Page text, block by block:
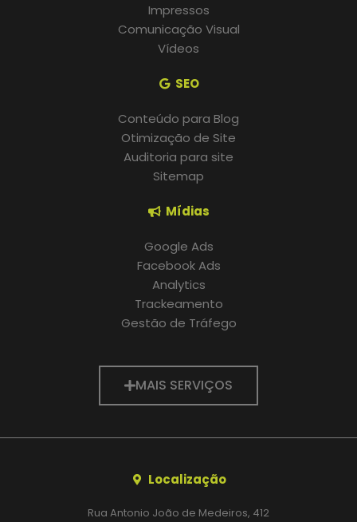
Impressos
Comunicação Visual
Vídeos
SEO
Conteúdo para Blog
Otimização de Site
Auditoria para site
Sitemap
Mídias
Google Ads
Facebook Ads
Analytics
Trackeamento
Gestão de Tráfego
MAIS SERVIÇOS
Localização
Rua Antonio João de Medeiros, 412